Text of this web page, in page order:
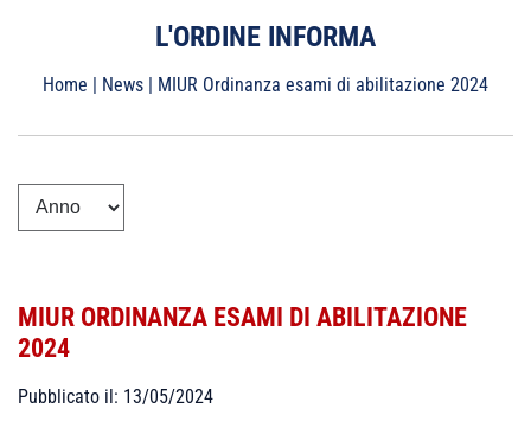
L'ORDINE INFORMA
Home | News | MIUR Ordinanza esami di abilitazione 2024
MIUR ORDINANZA ESAMI DI ABILITAZIONE
2024
Pubblicato il: 13/05/2024